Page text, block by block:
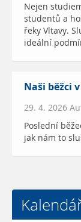
Nejen
studentů a
řeky Vltavy.
ideální
Naši běžci
29. 4. 2026
Poslední
jak nám to